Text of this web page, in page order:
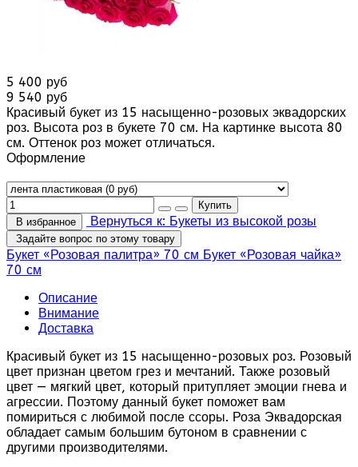
5 400 руб
9 540 руб
Красивый букет из 15 насыщенно-розовых эквадорских
роз. Высота роз в букете 70 см. На картинке высота 80
см. Оттенок роз может отличаться.
Оформление
В избранное Вернуться к: Букеты из высокой розы
Задайте вопрос по этому товару
Букет «Розовая палитра» 70 см Букет «Розовая чайка»
70 см
Описание
Внимание
Доставка
Красивый букет из 15 насыщенно-розовых роз. Розовый
цвет признан цветом грез и мечтаний. Также розовый
цвет — мягкий цвет, который притупляет эмоции гнева и
агрессии. Поэтому данный букет поможет вам
помириться с любимой после ссоры. Роза Эквадорская
обладает самым большим бутоном в сравнении с
другими производителями.